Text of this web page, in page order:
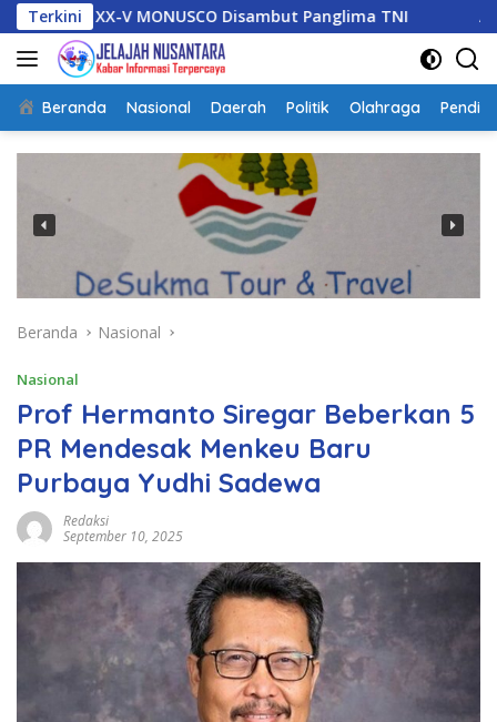
Langsung
ke
konten
Terkini
MONUSCO Disambut Panglima TNI Asintel Satlap
Beranda Nasional Daerah Politik Olahraga
Beranda Nasional
Nasional
Prof Hermanto Siregar Beberkan 5
PR Mendesak Menkeu Baru
Purbaya Yudhi Sadewa
Redaksi
September 10, 2025